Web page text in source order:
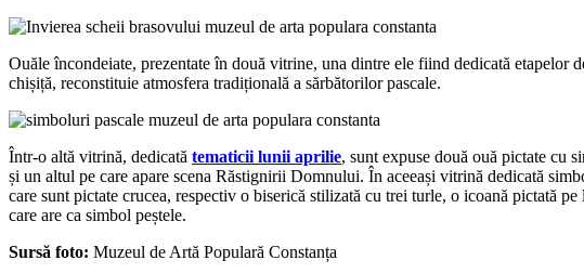
Ouăle încondeiate, prezentate în două vitrine, una dintre ele fiind dedicată
chișiță, reconstituie atmosfera tradițională a sărbătorilor pascale.
Într-o altă vitrină, dedicată tematicii lunii aprilie, sunt expuse două ouă pictate cu
și un altul pe care apare scena Răstignirii Domnului. În aceeași vitrină dedicată
care sunt pictate crucea, respectiv o biserică stilizată cu trei turle, o icoană pictată
care are ca simbol peștele.
Sursă foto: Muzeul de Artă Populară Constanța